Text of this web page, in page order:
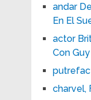
andar
En El
actor
Con
charvel,